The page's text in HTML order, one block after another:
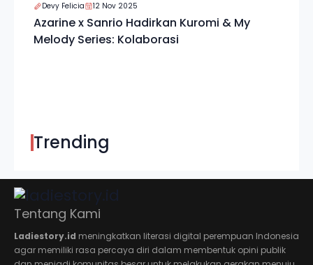
Devy Felicia 12 Nov 2025
Azarine x Sanrio Hadirkan Kuromi & My
Melody Series: Kolaborasi
Trending
Tentang Kami
Ladiestory.id meningkatkan literasi digital perempuan Indonesia
agar memiliki rasa percaya diri dalam membentuk opini publik